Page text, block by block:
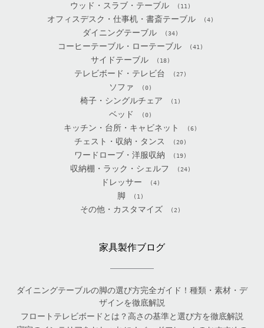
ウッド・スラブ・テーブル (11)
オフィスデスク・仕事机・書斎テーブル (4)
ダイニングテーブル (34)
コーヒーテーブル・ローテーブル (41)
サイドテーブル (18)
テレビボード・テレビ台 (27)
ソファ (0)
椅子・シングルチェア (1)
ベッド (0)
キッチン・台所・キャビネット (6)
チェスト・収納・タンス (20)
ワードローブ・洋服収納 (19)
収納棚・ラック・シェルフ (24)
ドレッサー (4)
脚 (1)
その他・カスタマイズ (2)
家具製作ブログ
ダイニングテーブルの脚の選び方完全ガイド！種類・素材・デ
ザインを徹底解説
フロートテレビボードとは？高さの基準と選び方を徹底解説